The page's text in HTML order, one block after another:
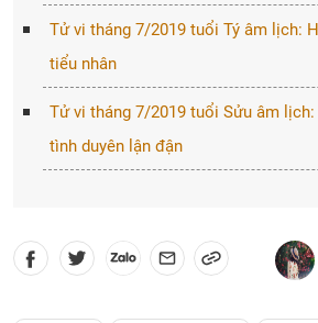
Tử vi tháng 7/2019 tuổi Tý âm lịch:
tiểu nhân
Tử vi tháng 7/2019 tuổi Sửu âm lịch:
tình duyên lận đận